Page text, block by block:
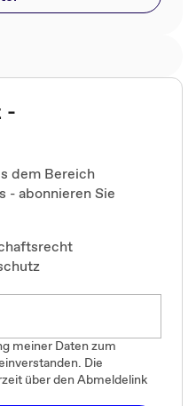
-
dem Bereich
- abonnieren Sie
meiner Daten zum
Die
über den Abmeldelink